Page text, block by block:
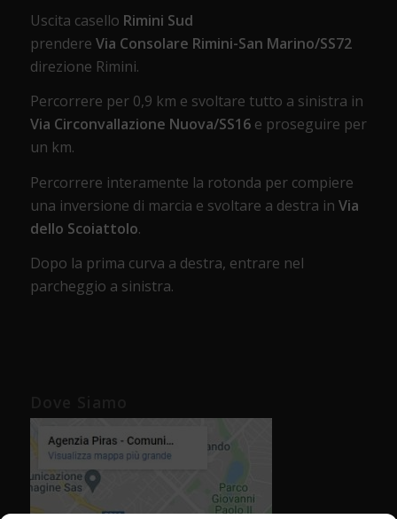
Uscita casello Rimini Sud
prendere Via Consolare Rimini-San Marino/SS72
direzione Rimini.
Percorrere per 0,9 km e svoltare tutto a sinistra in
Via Circonvallazione Nuova/SS16e proseguire per
un km.
Percorrere interamente la rotonda per compiere
una inversione di marcia e svoltare a destra in Via
dello Scoiattolo.
Dopo la prima curva a destra, entrare nel
parcheggio a sinistra.